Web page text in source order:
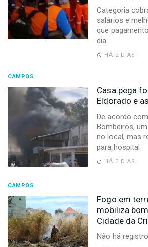
Categoria
salários e
que
dia
HÁ 2 DIAS
CAMPOS
Casa pega
Eldorado e
De acordo
Bombeiros,
no local, mas
para hospital
HÁ 3 DIAS
CAMPOS
Fogo em
mobiliza
Cidade da
Não há